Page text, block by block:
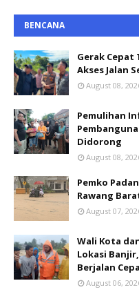
BENCANA
Gerak
Akses Jalan
August 08,
Pemulihan
Didorong
August 08,
Pemko
Rawang
August 07,
Wali Kota
Lokasi
Berjalan
August 06,